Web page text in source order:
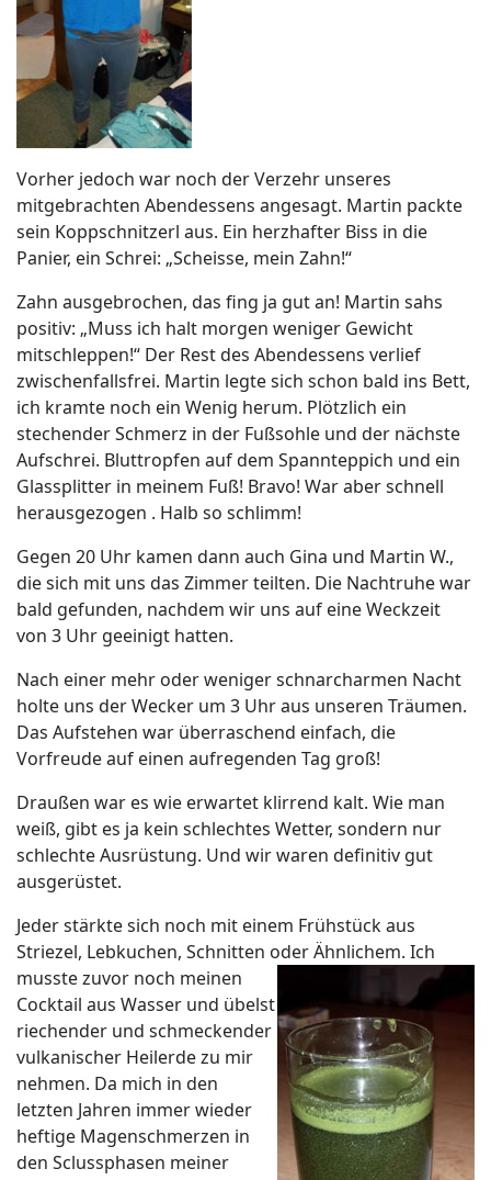
Vorher jedoch war noch der Verzehr unseres
mitgebrachten Abendessens angesagt. Martin packte
sein Koppschnitzerl aus. Ein herzhafter Biss in die
Panier, ein Schrei: „Scheisse, mein Zahn!“
Zahn ausgebrochen, das fing ja gut an! Martin sahs
positiv: „Muss ich halt morgen weniger Gewicht
mitschleppen!“ Der Rest des Abendessens verlief
zwischenfallsfrei. Martin legte sich schon bald ins Bett,
ich kramte noch ein Wenig herum. Plötzlich ein
stechender Schmerz in der Fußsohle und der nächste
Aufschrei. Bluttropfen auf dem Spannteppich und ein
Glassplitter in meinem Fuß! Bravo! War aber schnell
herausgezogen . Halb so schlimm!
Gegen 20 Uhr kamen dann auch Gina und Martin W.,
die sich mit uns das Zimmer teilten. Die Nachtruhe war
bald gefunden, nachdem wir uns auf eine Weckzeit
von 3 Uhr geeinigt hatten.
Nach einer mehr oder weniger schnarcharmen Nacht
holte uns der Wecker um 3 Uhr aus unseren Träumen.
Das Aufstehen war überraschend einfach, die
Vorfreude auf einen aufregenden Tag groß!
Draußen war es wie erwartet klirrend kalt. Wie man
weiß, gibt es ja kein schlechtes Wetter, sondern nur
schlechte Ausrüstung. Und wir waren definitiv gut
ausgerüstet.
Jeder stärkte sich noch mit einem Frühstück aus
Striezel, Lebkuchen, Schnitten oder Ähnlichem. Ich
musste zuvor noch meinen
Cocktail aus Wasser und übelst
riechender und schmeckender
vulkanischer Heilerde zu mir
nehmen. Da mich in den
letzten Jahren immer wieder
heftige Magenschmerzen in
den Sclussphasen meiner